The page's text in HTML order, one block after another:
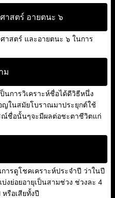
าสตร์ อายตนะ ๖
าสตร์ และอายตนะ ๖ ในการ
ม
นการวิเคราะห์ชื่อได้ดีวิธีหนึ่ง
ญในสมัยโบราณมาประยุกต์ใช้
ณ์ชื่อนั้นๆจะมีผลต่อชะตาชีวิตแก่
ารดูโชคเคราะห์ประจำปี ว่าในปี
งย่อยอายุเป็นสามช่วง ช่วงละ 4
รือเสียทั้งปี